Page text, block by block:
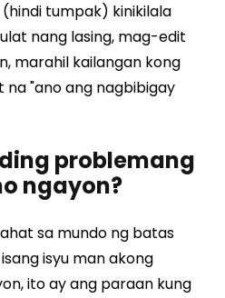
tumpak) kinikilala
nang lasing, mag-edit
marahil kailangan kong
na "ano ang nagbibigay
problemang
ngayon?
sa mundo ng batas
isyu man akong
ito ay ang paraan kung